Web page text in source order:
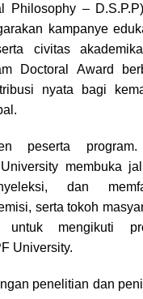
Philosophy –
kampanye
civitas
Doctoral Award
nyata bagi
peserta
membuka
dan
serta tokoh
mengikuti
University.
penelitian dan